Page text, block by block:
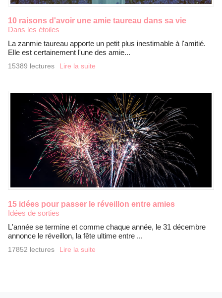
10 raisons d'avoir une amie taureau dans sa vie
Dans les étoiles
La zanmie taureau apporte un petit plus inestimable à l'amitié.
Elle est certainement l'une des amie...
15389 lectures Lire la suite
15 idées pour passer le réveillon entre amies
Idées de sorties
L'année se termine et comme chaque année, le 31 décembre
annonce le réveillon, la fête ultime entre ...
17852 lectures Lire la suite